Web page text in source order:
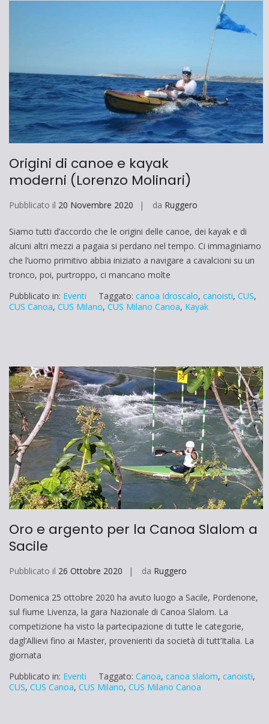
Origini di canoe e kayak
moderni (Lorenzo Molinari)
Pubblicato il 20 Novembre 2020 da Ruggero
Siamo tutti d’accordo che le origini delle canoe, dei kayak e di
alcuni altri mezzi a pagaia si perdano nel tempo. Ci immaginiamo
che l’uomo primitivo abbia iniziato a navigare a cavalcioni su un
tronco, poi, purtroppo, ci mancano molte
Pubblicato in: Eventi Taggato: canoa Idroscalo, canoisti, CUS,
CUS Canoa, CUS Milano, CUS Milano Canoa, Kayak
Oro e argento per la Canoa Slalom a
Sacile
Pubblicato il 26 Ottobre 2020 da Ruggero
Domenica 25 ottobre 2020 ha avuto luogo a Sacile, Pordenone,
sul fiume Livenza, la gara Nazionale di Canoa Slalom. La
competizione ha visto la partecipazione di tutte le categorie,
dagl’Allievi fino ai Master, provenienti da società di tutt’Italia. La
giornata
Pubblicato in: Eventi Taggato: Canoa, canoa slalom, canoisti,
CUS, CUS Canoa, CUS Milano, CUS Milano Canoa